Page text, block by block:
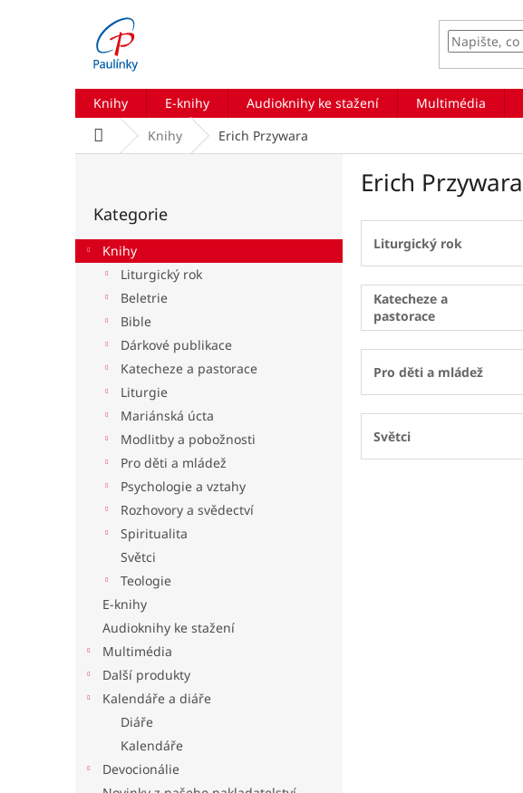
Knihy E-knihy Audioknihy ke stažení Multimédia
Domů Knihy Erich Przywara
r
a
kategorie
Kategorie
Knihy
Liturgický rok
Beletrie
Bible
Dárkové publikace
Katecheze a pastorace
Liturgie
Mariánská úcta
Modlitby a pobožnosti
Pro děti a mládež
Psychologie a vztahy
Rozhovory a svědectví
Spiritualita
Světci
Teologie
E-knihy
Audioknihy ke stažení
Multimédia
Další produkty
Kalendáře a diáře
Diáře
Kalendáře
Devocionálie
Erich Przywara
Liturgický rok
Katecheze a
pastorace
Pro děti a mládež
Světci